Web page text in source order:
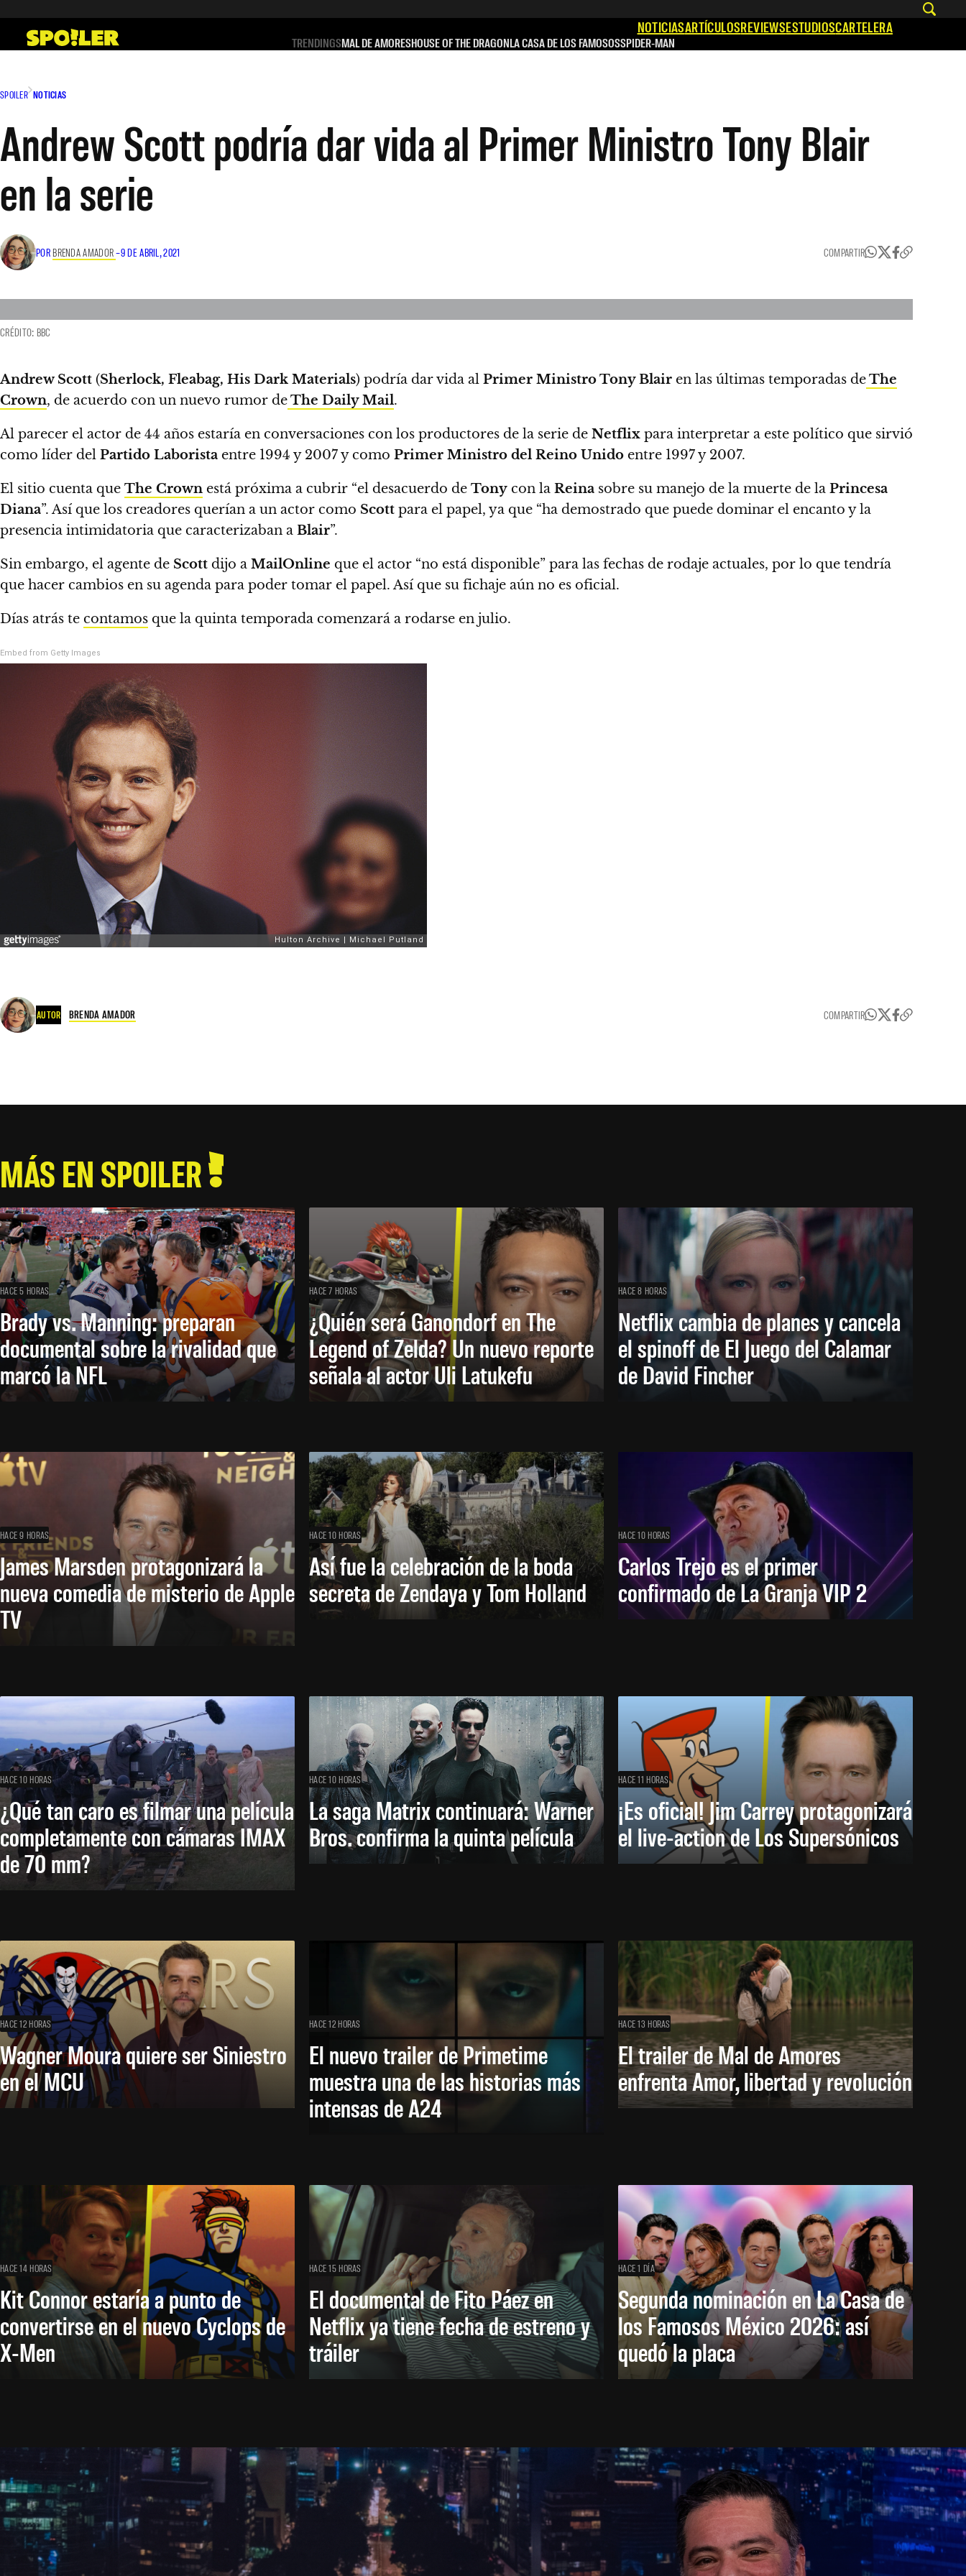
contenido
NOTICIASARTÍCULOSREVIEWSESTUDIOSCARTELERA
TRENDINGSMAL DE AMORESHOUSE OF THE DRAGONLA CASA DE LOS FAMOSOSSPIDER-MAN
SPOILER NOTICIAS
Andrew Scott podría dar vida al Primer Ministro Tony Blair
en la serie
POR BRENDA AMADOR–9 DE ABRIL, 2021 COMPARTIR
CRÉDITO: BBC
Andrew Scott (Sherlock, Fleabag, His Dark Materials) podría dar vida al Primer Ministro Tony Blair en las últimas temporadas deThe
Crown, de acuerdo con un nuevo rumor deThe Daily Mail.
Al parecer el actor de 44 años estaría en conversaciones con los productores de la serie de Netflix para interpretar a este político que sirvió
como líder del Partido Laborista entre 1994 y 2007 y como Primer Ministro del Reino Unido entre 1997 y 2007.
El sitio cuenta que The Crown está próxima a cubrir “el desacuerdo de Tony con la Reina sobre su manejo de la muerte de la Princesa
Diana”. Así que los creadores querían a un actor como Scott para el papel, ya que “ha demostrado que puede dominar el encanto y la
presencia intimidatoria que caracterizaban a Blair”.
Sin embargo, el agente de Scott dijo a MailOnline que el actor “no está disponible” para las fechas de rodaje actuales, por lo que tendría
que hacer cambios en su agenda para poder tomar el papel. Así que su fichaje aún no es oficial.
Días atrás te contamos que la quinta temporada comenzará a rodarse en julio.
Embed from Getty Images
AUTOR BRENDA AMADOR COMPARTIR
MÁS EN SPOILER
HACE 5 HORAS
Brady vs. Manning: preparan
documental sobre la rivalidad que
marcó la NFL
HACE 7 HORAS
¿Quién será Ganondorf en The
Legend of Zelda? Un nuevo reporte
señala al actor Uli Latukefu
HACE 8 HORAS
Netflix cambia de planes y cancela
el spinoff de El Juego del Calamar
de David Fincher
HACE 9 HORAS
James Marsden protagonizará la
nueva comedia de misterio de Apple
TV
HACE 10 HORAS
Así fue la celebración de la boda
secreta de Zendaya y Tom Holland
HACE 10 HORAS
Carlos Trejo es el primer
confirmado de La Granja VIP 2
HACE 10 HORAS
¿Qué tan caro es filmar una película
completamente con cámaras IMAX
de 70 mm?
HACE 10 HORAS
La saga Matrix continuará: Warner
Bros. confirma la quinta película
HACE 11 HORAS
¡Es oficial! Jim Carrey protagonizará
el live-action de Los Supersónicos
HACE 12 HORAS
Wagner Moura quiere ser Siniestro
en el MCU
HACE 12 HORAS
El nuevo trailer de Primetime
muestra una de las historias más
intensas de A24
HACE 13 HORAS
El trailer de Mal de Amores
enfrenta Amor, libertad y revolución
HACE 14 HORAS
Kit Connor estaría a punto de
convertirse en el nuevo Cyclops de
X-Men
HACE 15 HORAS
El documental de Fito Páez en
Netflix ya tiene fecha de estreno y
tráiler
HACE 1 DÍA
Segunda nominación en La Casa de
los Famosos México 2026: así
quedó la placa